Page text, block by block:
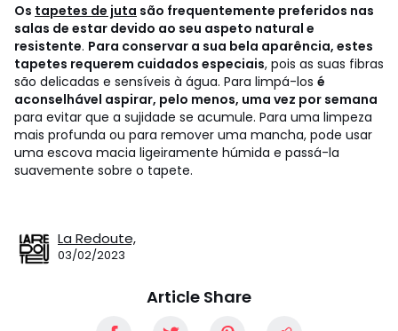
Os tapetes de juta são frequentemente preferidos nas
salas de estar devido ao seu aspeto natural e
resistente. Para conservar a sua bela aparência, estes
tapetes requerem cuidados especiais, pois as suas fibras
são delicadas e sensíveis à água. Para limpá-los é
aconselhável aspirar, pelo menos, uma vez por semana
para evitar que a sujidade se acumule. Para uma limpeza
mais profunda ou para remover uma mancha, pode usar
uma escova macia ligeiramente húmida e passá-la
suavemente sobre o tapete.
La Redoute,
03/02/2023
Article Share